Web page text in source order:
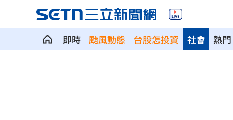
即時 颱風動態 台股怎投資 熱門
社會